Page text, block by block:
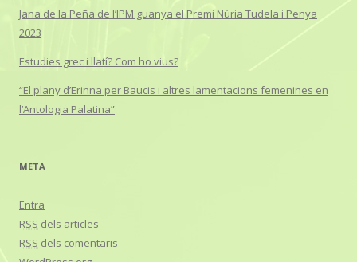
Jana de la Peña de l’IPM guanya el Premi Núria Tudela i Penya
2023
Estudies grec i llatí? Com ho vius?
“El plany d’Erinna per Baucis i altres lamentacions femenines en
l’Antologia Palatina”
META
Entra
RSS dels articles
RSS dels comentaris